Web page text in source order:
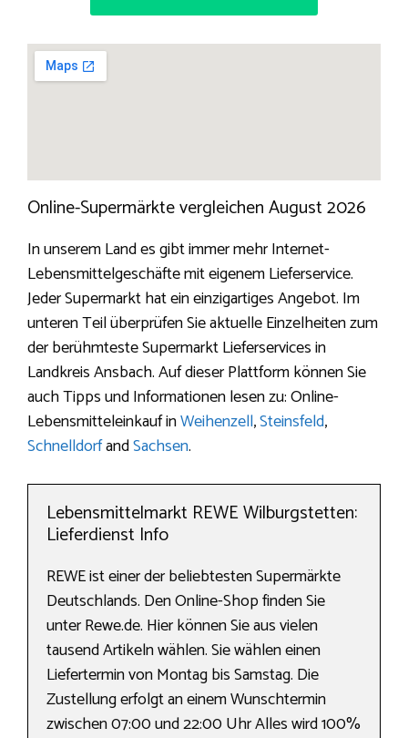
Online-Supermärkte vergleichen August 2026
In unserem Land es gibt immer mehr Internet-
Lebensmittelgeschäfte mit eigenem Lieferservice.
Jeder Supermarkt hat ein einzigartiges Angebot. Im
unteren Teil überprüfen Sie aktuelle Einzelheiten zum
der berühmteste Supermarkt Lieferservices in
Landkreis Ansbach. Auf dieser Plattform können Sie
auch Tipps und Informationen lesen zu: Online-
Lebensmitteleinkauf inWeihenzell,Steinsfeld,
SchnelldorfandSachsen.
Lebensmittelmarkt REWE Wilburgstetten:
Lieferdienst Info
REWE ist einer der beliebtesten Supermärkte
Deutschlands. Den Online-Shop finden Sie
unter Rewe.de. Hier können Sie aus vielen
tausend Artikeln wählen. Sie wählen einen
Liefertermin von Montag bis Samstag. Die
Zustellung erfolgt an einem Wunschtermin
zwischen 07:00 und 22:00 Uhr Alles wird 100%